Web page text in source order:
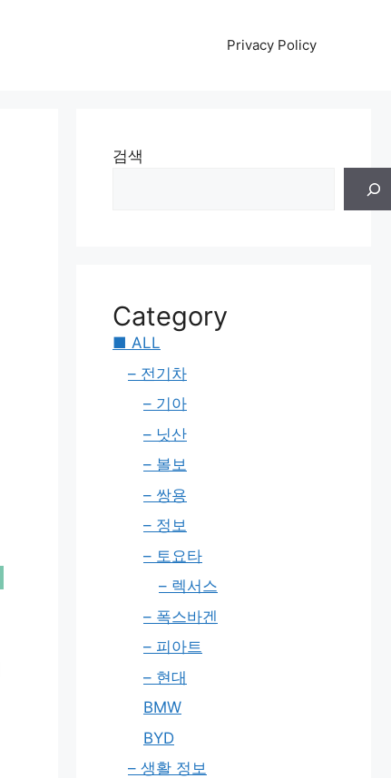
Privacy Policy
검색
Category
■ ALL
– 전기차
– 기아
– 닛산
– 볼보
– 쌍용
– 정보
– 토요타
– 렉서스
– 폭스바겐
– 피아트
– 현대
BMW
BYD
– 생활 정보